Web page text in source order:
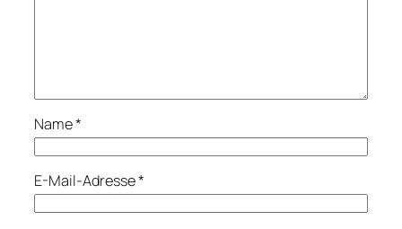
Name*
E-Mail-Adresse*